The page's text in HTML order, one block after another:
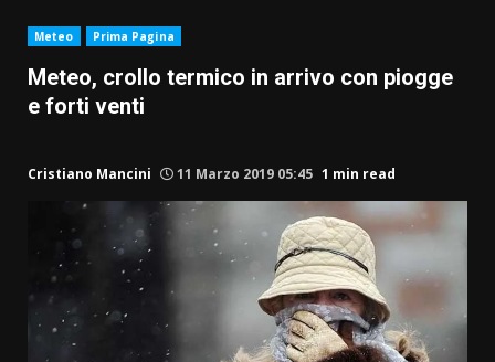
Meteo Prima Pagina
Meteo, crollo termico in arrivo con piogge
e forti venti
Cristiano Mancini 11 Marzo 2019 05:45 1 min read